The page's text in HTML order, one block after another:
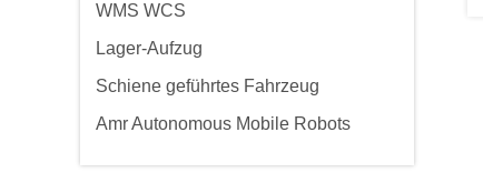
WMS WCS
Lager-Aufzug
Schiene geführtes Fahrzeug
Amr Autonomous Mobile Robots